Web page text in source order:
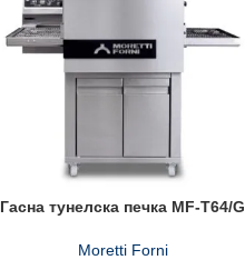
Гасна тунелска печка MF-T64/G
Moretti Forni